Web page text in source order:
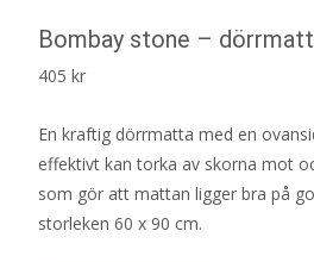
Bombay stone –
405 kr
En kraftig dörrmatta med en
effektivt kan torka av skorna mot
som gör att mattan ligger bra på
storleken 60 x 90 cm.